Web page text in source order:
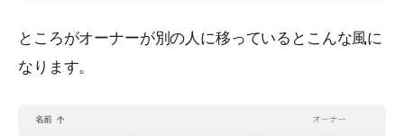
ところがオーナーが別の人に移っているとこんな風に
なります。